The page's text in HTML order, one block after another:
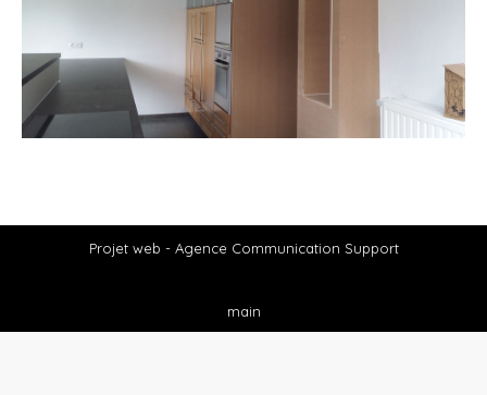
Projet web - Agence Communication Support
main